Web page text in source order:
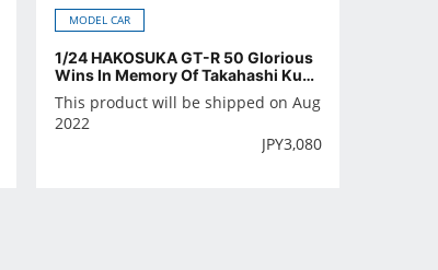
MODEL CAR
1/24 HAKOSUKA GT-R 50 Glorious
Wins In Memory Of Takahashi Kuni
mitsu
This product will be shipped on Aug
2022
JPY3,080